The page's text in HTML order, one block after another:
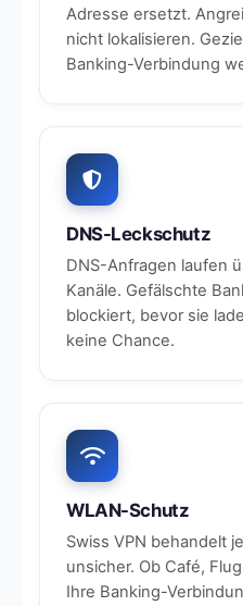
Adresse ersetzt.
nicht lokalisieren.
Banking-Verbindung
DNS-Leckschutz
DNS-Anfragen laufen
Kanäle. Gefälschte
blockiert, bevor sie
keine Chance.
WLAN-Schutz
Swiss VPN behandelt
unsicher. Ob Café,
Ihre Banking-